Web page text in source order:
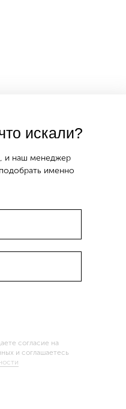
искали?
и наш менеджер
именно
согласие на
и соглашаетесь